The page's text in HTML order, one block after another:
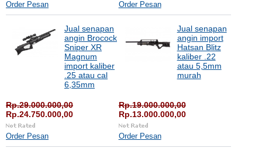
Order Pesan Order Pesan
Jual senapan
angin Brocock
Sniper XR
Magnum
import kaliber
.25 atau cal
6,35mm
Rp.29.000.000,00
Rp.24.750.000,00
Order Pesan
Jual senapan
angin import
Hatsan Blitz
kaliber .22
atau 5,5mm
murah
Rp.19.000.000,00
Rp.13.000.000,00
Order Pesan